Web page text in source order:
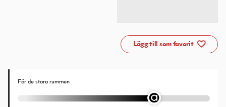
Lägg till som favorit
För de stora rummen